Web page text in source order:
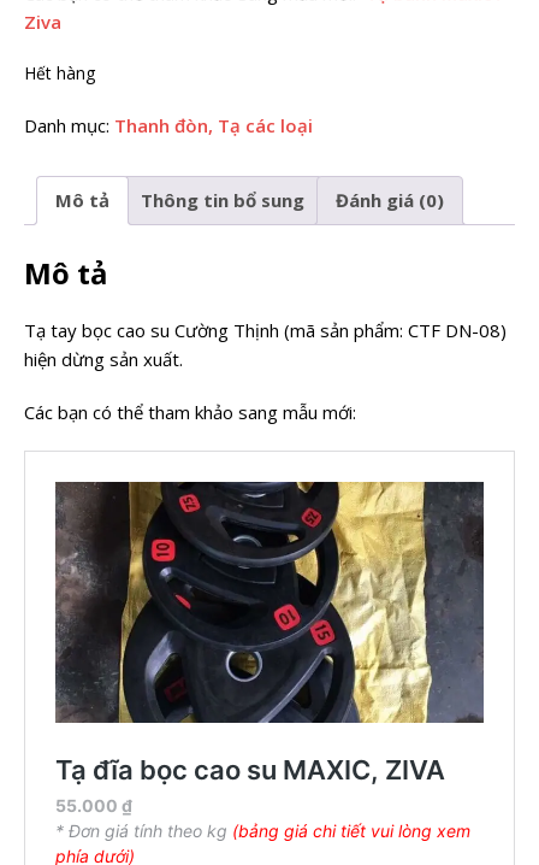
Ziva
Hết hàng
Danh mục: Thanh đòn, Tạ các loại
Mô tả Thông tin bổ sung Đánh giá (0)
Mô tả
Tạ tay bọc cao su Cường Thịnh (mã sản phẩm: CTF DN-08)
hiện dừng sản xuất.
Các bạn có thể tham khảo sang mẫu mới: